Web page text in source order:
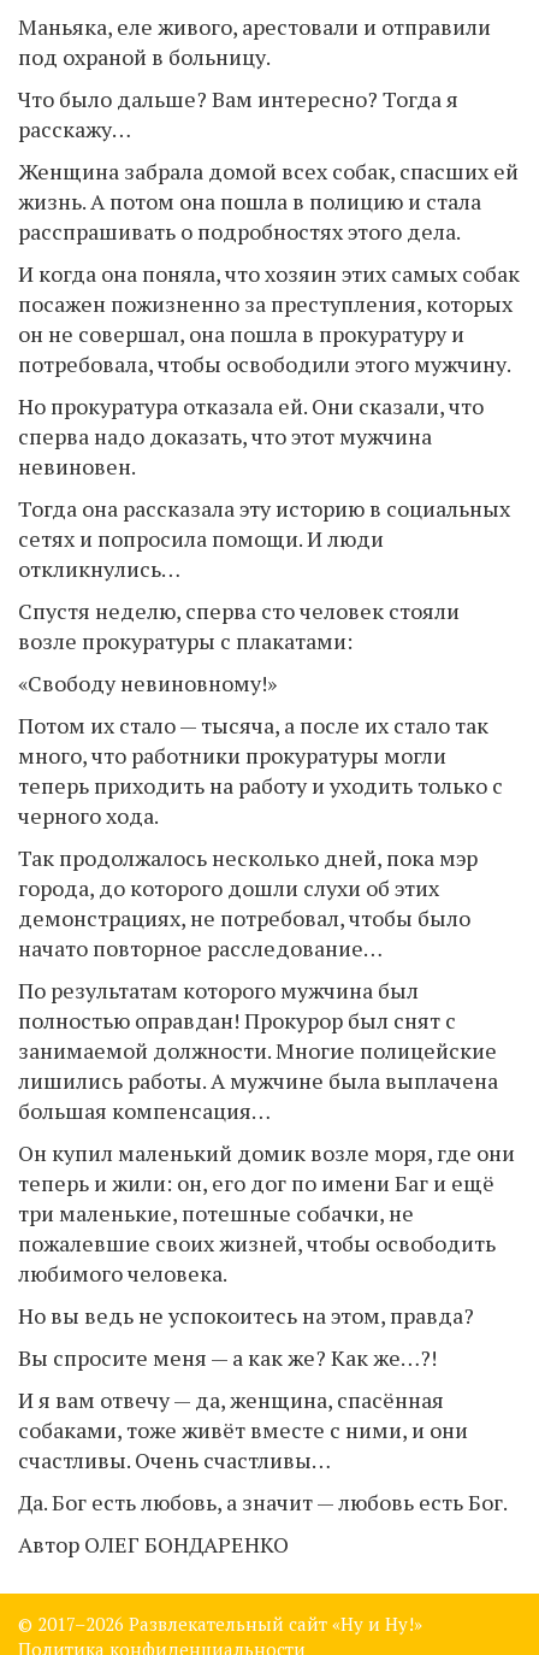
Маньяка, еле живого, арестовали и отправили
под охраной в больницу.
Что было дальше? Вам интересно? Тогда я
расскажу…
Женщина забрала домой всех собак, спасших ей
жизнь. А потом она пошла в полицию и стала
расспрашивать о подробностях этого дела.
И когда она поняла, что хозяин этих самых собак
посажен пожизненно за преступления, которых
он не совершал, она пошла в прокуратуру и
потребовала, чтобы освободили этого мужчину.
Но прокуратура отказала ей. Они сказали, что
сперва надо доказать, что этот мужчина
невиновен.
Тогда она рассказала эту историю в социальных
сетях и попросила помощи. И люди
откликнулись…
Спустя неделю, сперва сто человек стояли
возле прокуратуры с плакатами:
«Свободу невиновному!»
Потом их стало — тысяча, а после их стало так
много, что работники прокуратуры могли
теперь приходить на работу и уходить только с
черного хода.
Так продолжалось несколько дней, пока мэр
города, до которого дошли слухи об этих
демонстрациях, не потребовал, чтобы было
начато повторное расследование…
По результатам которого мужчина был
полностью оправдан! Прокурор был снят с
занимаемой должности. Многие полицейские
лишились работы. А мужчине была выплачена
большая компенсация…
Он купил маленький домик возле моря, где они
теперь и жили: он, его дог по имени Баг и ещё
три маленькие, потешные собачки, не
пожалевшие своих жизней, чтобы освободить
любимого человека.
Но вы ведь не успокоитесь на этом, правда?
Вы спросите меня — а как же? Как же…?!
И я вам отвечу — да, женщина, спасённая
собаками, тоже живёт вместе с ними, и они
счастливы. Очень счастливы…
Да. Бог есть любовь, а значит — любовь есть Бог.
Автор ОЛЕГ БОНДАРЕНКО
© 2017–2026 Развлекательный сайт «Ну и Ну!»
Политика конфиденциальности